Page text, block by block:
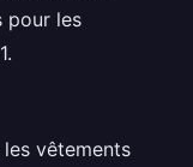
pour les
vêtements